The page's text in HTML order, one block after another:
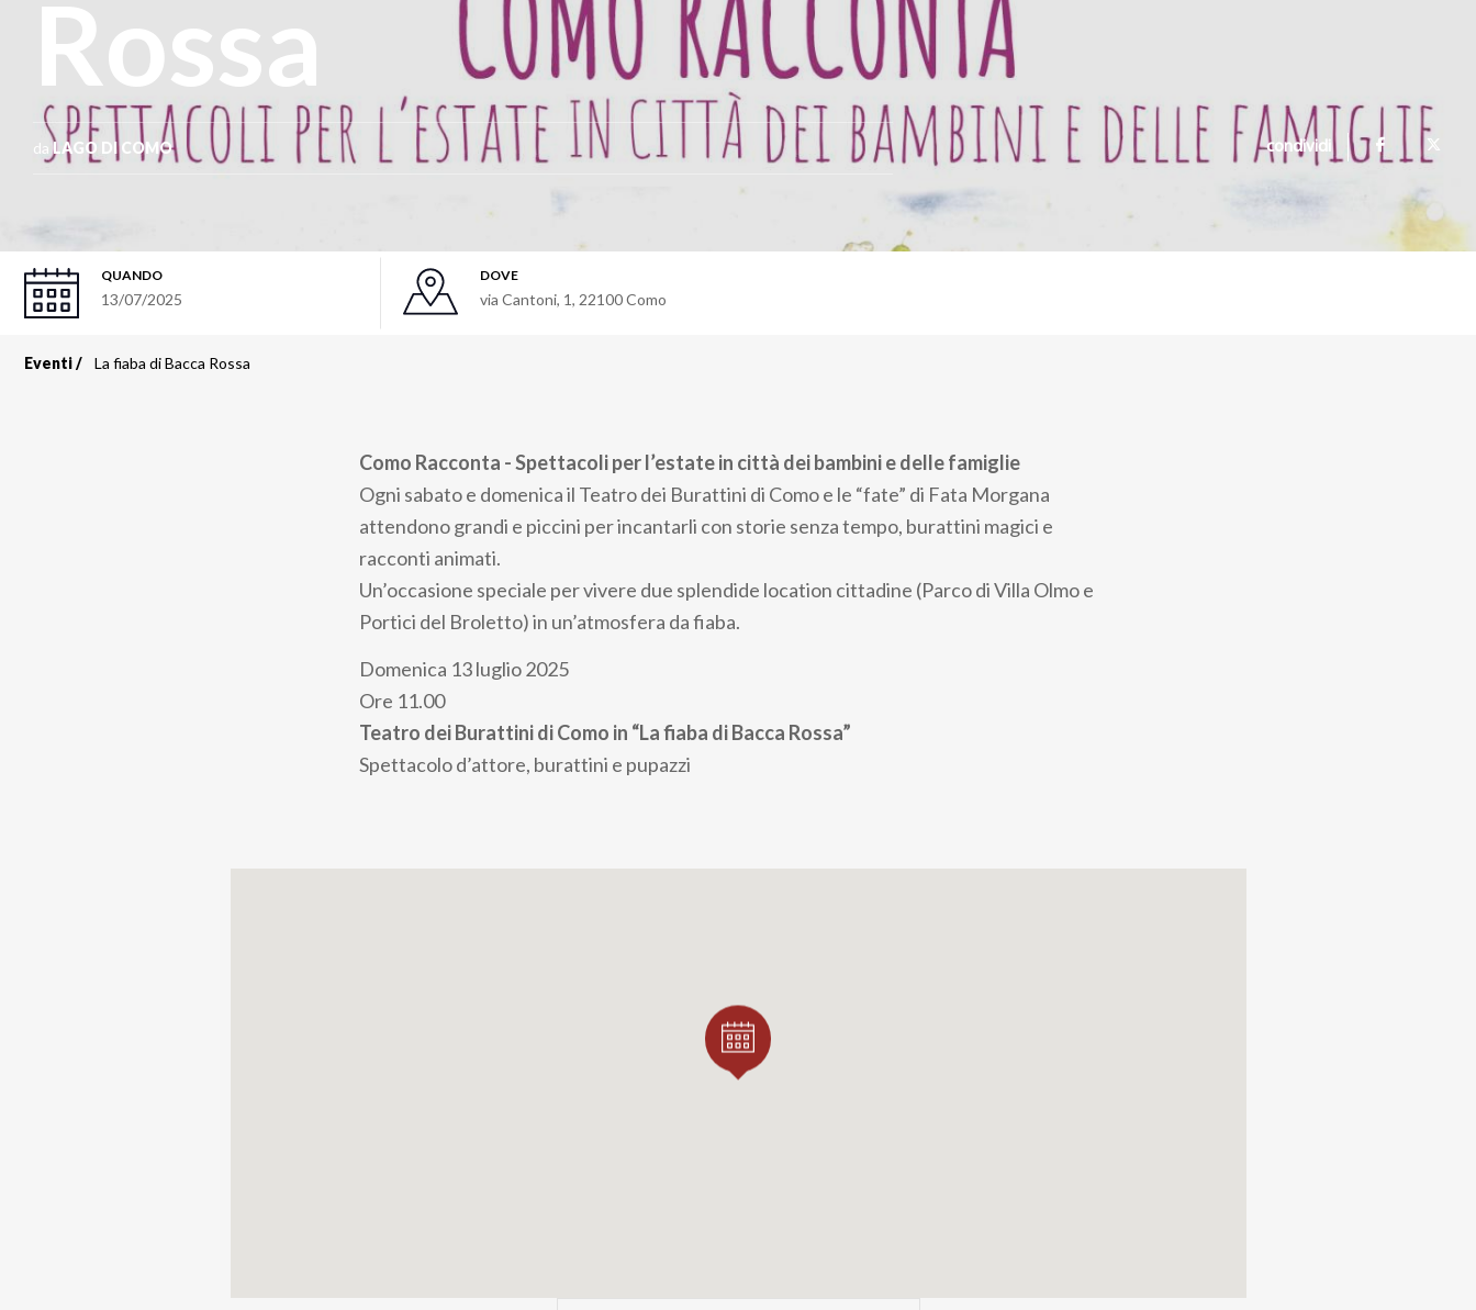
Rossa
da LAGO DI COMO condividi
QUANDO
13/07/2025
DOVE
via Cantoni, 1, 22100Como
Eventi La fiaba di Bacca Rossa
Como Racconta - Spettacoli per l’estate in città dei bambini e delle famiglie
Ogni sabato e domenica il Teatro dei Burattini di Como e le “fate” di Fata Morgana
attendono grandi e piccini per incantarli con storie senza tempo, burattini magici e
racconti animati.
Un’occasione speciale per vivere due splendide location cittadine (Parco di Villa Olmo e
Portici del Broletto) in un’atmosfera da fiaba.
Domenica 13 luglio 2025
Ore 11.00
Teatro dei Burattini di Como in “La fiaba di Bacca Rossa”
Spettacolo d’attore, burattini e pupazzi